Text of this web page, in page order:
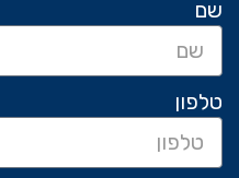
שם
טלפון